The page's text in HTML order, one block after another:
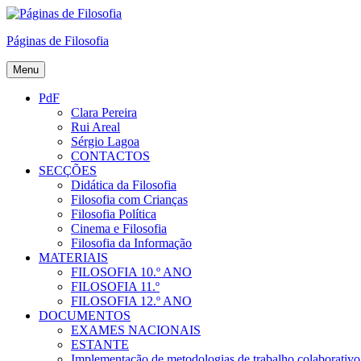
Skip
content
Páginas de Filosofia
Menu
PdF
Clara Pereira
Rui Areal
Sérgio Lagoa
CONTACTOS
SECÇÕES
Didática da Filosofia
Filosofia com Crianças
Filosofia Política
Cinema e Filosofia
Filosofia da Informação
MATERIAIS
FILOSOFIA 10.º ANO
FILOSOFIA 11.º
FILOSOFIA 12.º ANO
DOCUMENTOS
EXAMES NACIONAIS
ESTANTE